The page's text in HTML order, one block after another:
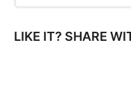
a
LIKE IT? SHARE